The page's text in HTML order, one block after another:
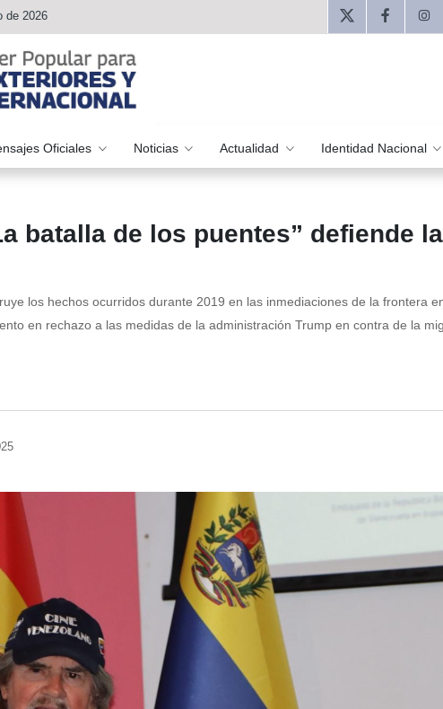
de 2026
Oficiales Noticias Actualidad Identidad Nacional
batalla de los puentes” defiende la
los hechos ocurridos durante 2019 en las inmediaciones de la frontera
en rechazo a las medidas de la administración Trump en contra de la